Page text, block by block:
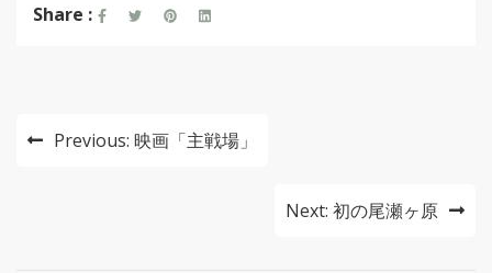
Share :
投 Previous: 映画「主戦場」
Next: 初の尾瀬ヶ原